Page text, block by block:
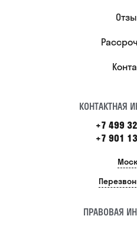
КОНТАКТНАЯ
+7 499
+7 901
ПРАВОВАЯ